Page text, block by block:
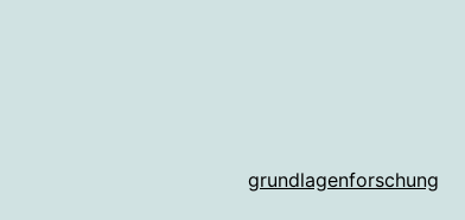
grundlagenforschung